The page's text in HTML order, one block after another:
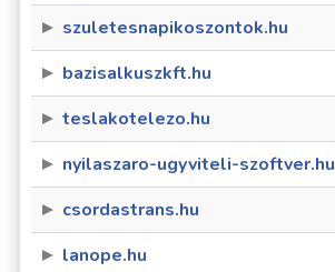
szuletesnapikoszontok.hu
bazisalkuszkft.hu
teslakotelezo.hu
nyilaszaro-ugyviteli-szoftver.hu
csordastrans.hu
lanope.hu